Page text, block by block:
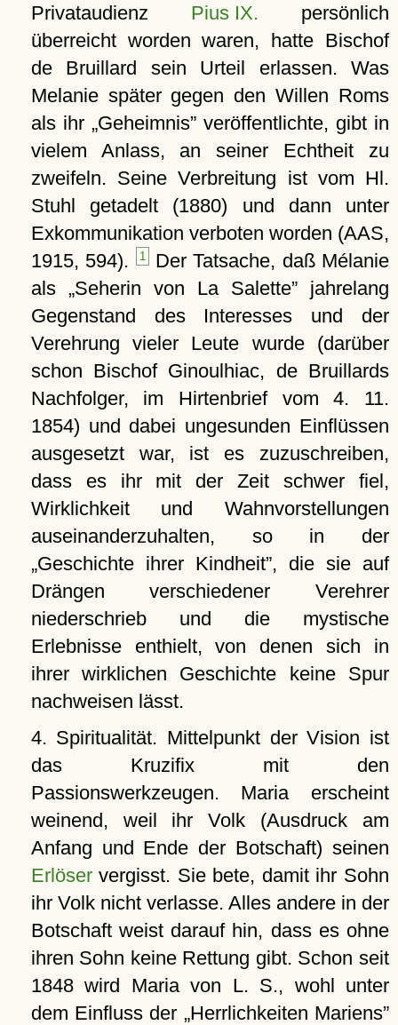
Privataudienz Pius IX. persönlich
überreicht worden waren, hatte Bischof
de Bruillard sein Urteil erlassen. Was
Melanie später gegen den Willen Roms
als ihr Geheimnis veröffentlichte, gibt in
vielem Anlass, an seiner Echtheit zu
zweifeln. Seine Verbreitung ist vom Hl.
Stuhl getadelt (1880) und dann unter
Exkommunikation verboten worden (AAS,
1915, 594).
1 Der Tatsache, daß Mélanie
als
Seherin von La Salette jahrelang
Gegenstand des Interesses und der
Verehrung vieler Leute wurde (darüber
schon Bischof Ginoulhiac, de Bruillards
Nachfolger, im Hirtenbrief vom 4. 11.
1854) und dabei ungesunden Einflüssen
ausgesetzt war, ist es zuzuschreiben,
dass es ihr mit der Zeit schwer fiel,
Wirklichkeit und Wahnvorstellungen
auseinanderzuhalten, so in der
Geschichte ihrer Kindheit , die sie auf
Drängen verschiedener Verehrer
niederschrieb und die mystische
Erlebnisse enthielt, von denen sich in
ihrer wirklichen Geschichte keine Spur
nachweisen lässt.
4. Spiritualität. Mittelpunkt der Vision ist
das Kruzifix mit den
Passionswerkzeugen. Maria erscheint
weinend, weil ihr Volk (Ausdruck am
Anfang und Ende der Botschaft) seinen
Erlöservergisst. Sie bete, damit ihr Sohn
ihr Volk nicht verlasse. Alles andere in der
Botschaft weist darauf hin, dass es ohne
ihren Sohn keine Rettung gibt. Schon seit
1848 wird Maria von L. S., wohl unter
dem Einfluss der Herrlichkeiten Mariens